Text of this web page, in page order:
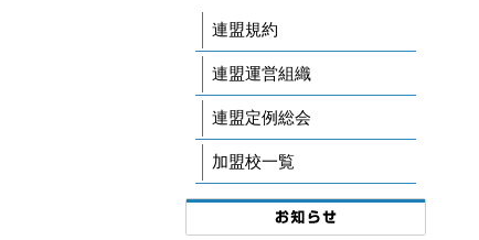
連盟規約
連盟運営組織
連盟定例総会
加盟校一覧